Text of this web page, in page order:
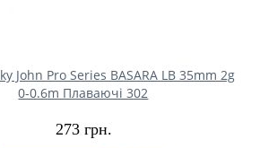
John Pro Series BASARA LB 35mm 2g
0-0.6m Плаваючі 302
273 грн.